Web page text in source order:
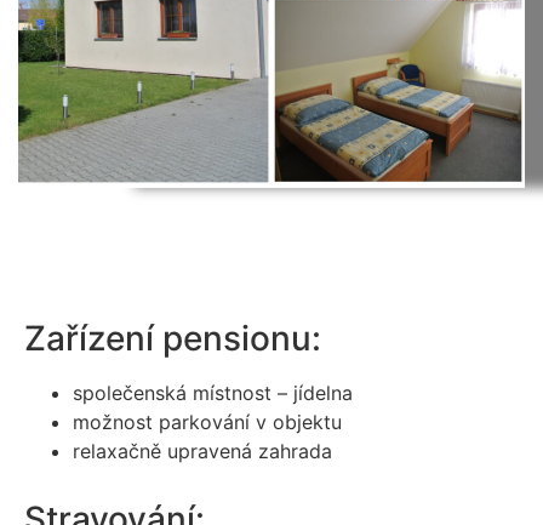
Zařízení pensionu:
společenská místnost – jídelna
možnost parkování v objektu
relaxačně upravená zahrada